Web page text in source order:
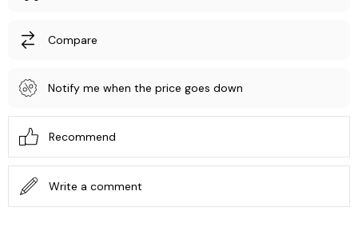
Compare
Notify me when the price goes down
Recommend
Write a comment